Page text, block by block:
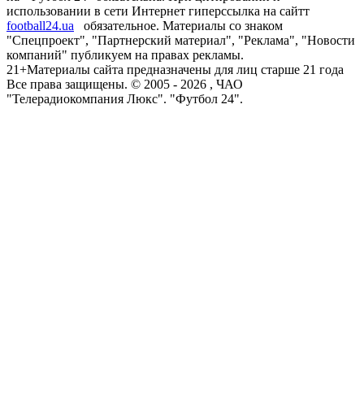
использовании в сети Интернет гиперссылка на сайтт
football24.ua
обязательное. Материалы со знаком
"Спецпроект", "Партнерский материал", "Реклама", "Новости
компаний" публикуем на правах рекламы.
21+Материалы сайта предназначены для лиц старше 21 года
Все права защищены. © 2005 - 2026 , ЧАО
"Телерадиокомпания Люкс". "Футбол 24".